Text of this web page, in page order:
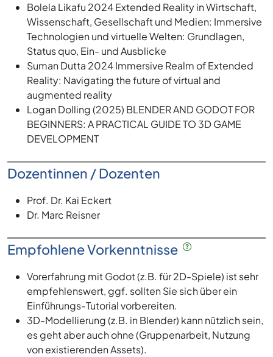
Bolela Likafu 2024 Extended Reality in Wirtschaft,
Wissenschaft, Gesellschaft und Medien: Immersive
Technologien und virtuelle Welten: Grundlagen,
Status quo, Ein- und Ausblicke
Suman Dutta 2024 Immersive Realm of Extended
Reality: Navigating the future of virtual and
augmented reality
Logan Dolling (2025) BLENDER AND GODOT FOR
BEGINNERS: A PRACTICAL GUIDE TO 3D GAME
DEVELOPMENT
Dozentinnen / Dozenten
Prof. Dr. Kai Eckert
Dr. Marc Reisner
Empfohlene Vorkenntnisse
Vorerfahrung mit Godot (z.B. für 2D-Spiele) ist sehr
empfehlenswert, ggf. sollten Sie sich über ein
Einführungs-Tutorial vorbereiten.
3D-Modellierung (z.B. in Blender) kann nützlich sein,
es geht aber auch ohne (Gruppenarbeit, Nutzung
von existierenden Assets).